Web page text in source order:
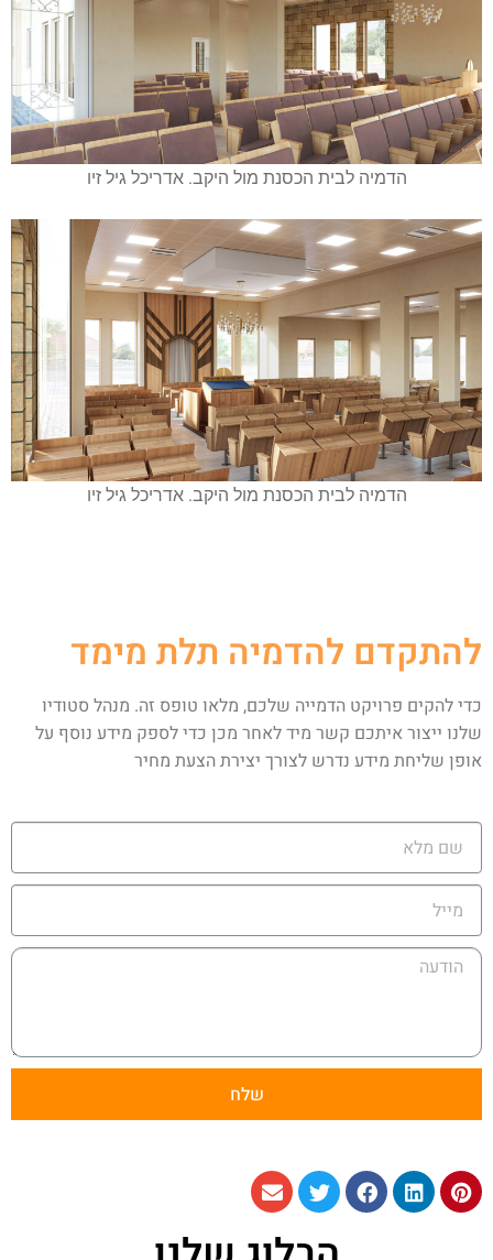
הדמיה לבית הכסנת מול היקב. אדריכל גיל זיו
הדמיה לבית הכסנת מול היקב. אדריכל גיל זיו
להתקדם להדמיה תלת מימד
כדי להקים פרויקט הדמייה שלכם, מלאו טופס זה. מנהל סטודיו
שלנו ייצור איתכם קשר מיד לאחר מכן כדי לספק מידע נוסף על
אופן שליחת מידע נדרש לצורך יצירת הצעת מחיר
שלח